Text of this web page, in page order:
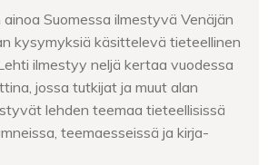
ainoa Suomessa ilmestyvä Venäjän
kysymyksiä käsittelevä tieteellinen
ilmestyy neljä kertaa vuodessa
jossa tutkijat ja muut alan
lehden teemaa tieteellisissä
teemaesseissä ja kirja-